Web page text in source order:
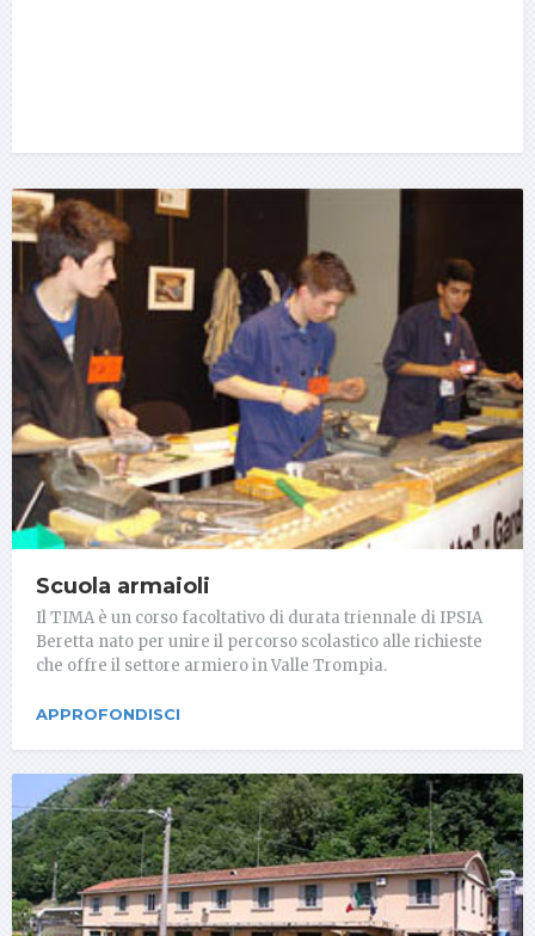
Scuola armaioli
Il TIMA è un corso facoltativo di durata triennale di IPSIA
Beretta nato per unire il percorso scolastico alle richieste
che offre il settore armiero in Valle Trompia.
APPROFONDISCI